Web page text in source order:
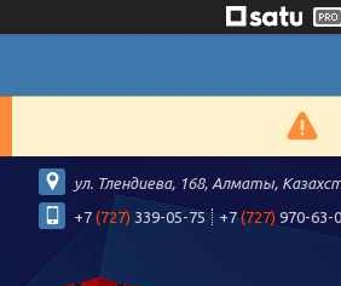
ул. Тлендиева, 168, Алматы,
+7 (727) 339-05-75 +7 (727) 970-63-